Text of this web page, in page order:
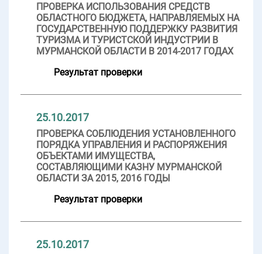
ПРОВЕРКА ИСПОЛЬЗОВАНИЯ СРЕДСТВ
ОБЛАСТНОГО БЮДЖЕТА, НАПРАВЛЯЕМЫХ НА
ГОСУДАРСТВЕННУЮ ПОДДЕРЖКУ РАЗВИТИЯ
ТУРИЗМА И ТУРИСТСКОЙ ИНДУСТРИИ В
МУРМАНСКОЙ ОБЛАСТИ В 2014-2017 ГОДАХ
Результат проверки
25.10.2017
ПРОВЕРКА СОБЛЮДЕНИЯ УСТАНОВЛЕННОГО
ПОРЯДКА УПРАВЛЕНИЯ И РАСПОРЯЖЕНИЯ
ОБЪЕКТАМИ ИМУЩЕСТВА,
СОСТАВЛЯЮЩИМИ КАЗНУ МУРМАНСКОЙ
ОБЛАСТИ ЗА 2015, 2016 ГОДЫ
Результат проверки
25.10.2017